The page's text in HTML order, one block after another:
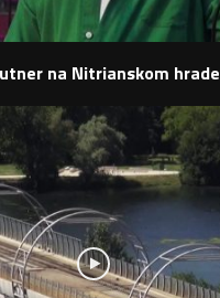
na Nitrianskom hrade